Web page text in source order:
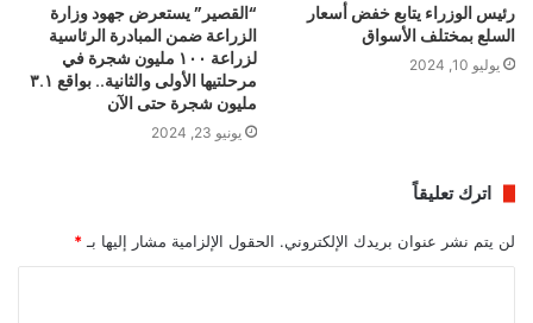
رئيس الوزراء يتابع خفض أسعار
السلع بمختلف الأسواق
يوليو 10, 2024
“القصير” يستعرض جهود وزارة
الزراعة ضمن المبادرة الرئاسية
لزراعة ١٠٠ مليون شجرة في
مرحلتيها الأولى والثانية.. بواقع ٣.١
مليون شجرة حتى الآن
يونيو 23, 2024
اترك تعليقاً
لن يتم نشر عنوان بريدك الإلكتروني. الحقول الإلزامية مشار إليها بـ *